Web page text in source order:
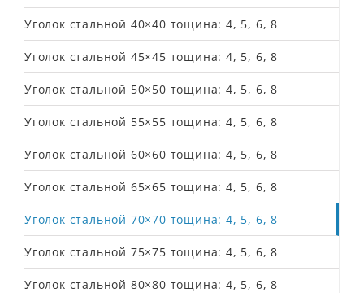
Уголок стальной 40×40 тощина: 4, 5, 6, 8
Уголок стальной 45×45 тощина: 4, 5, 6, 8
Уголок стальной 50×50 тощина: 4, 5, 6, 8
Уголок стальной 55×55 тощина: 4, 5, 6, 8
Уголок стальной 60×60 тощина: 4, 5, 6, 8
Уголок стальной 65×65 тощина: 4, 5, 6, 8
Уголок стальной 70×70 тощина: 4, 5, 6, 8
Уголок стальной 75×75 тощина: 4, 5, 6, 8
Уголок стальной 80×80 тощина: 4, 5, 6, 8